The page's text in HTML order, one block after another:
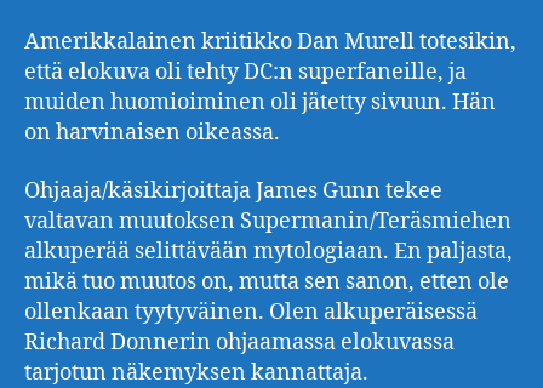
Amerikkalainen kriitikko Dan Murell totesikin,
että elokuva oli tehty DC:n superfaneille, ja
muiden huomioiminen oli jätetty sivuun. Hän
on harvinaisen oikeassa.
Ohjaaja/käsikirjoittaja James Gunn tekee
valtavan muutoksen Supermanin/Teräsmiehen
alkuperää selittävään mytologiaan. En paljasta,
mikä tuo muutos on, mutta sen sanon, etten ole
ollenkaan tyytyväinen. Olen alkuperäisessä
Richard Donnerin ohjaamassa elokuvassa
tarjotun näkemyksen kannattaja.